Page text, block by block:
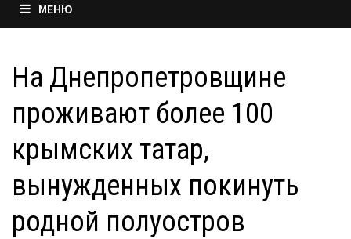
МЕНЮ
На Днепропетровщине
проживают более 100
крымских татар,
вынужденных покинуть
родной полуостров